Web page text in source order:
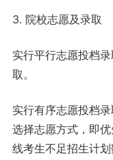
3. 院校志愿及录取
实行平行志愿投档
取。
实行有序志愿投档
选择志愿方式，即
线考生不足招生计